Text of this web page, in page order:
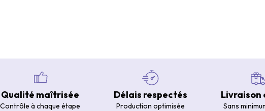
Qualité maîtrisée
Contrôle à chaque étape
Délais respectés
Production optimisée Sans